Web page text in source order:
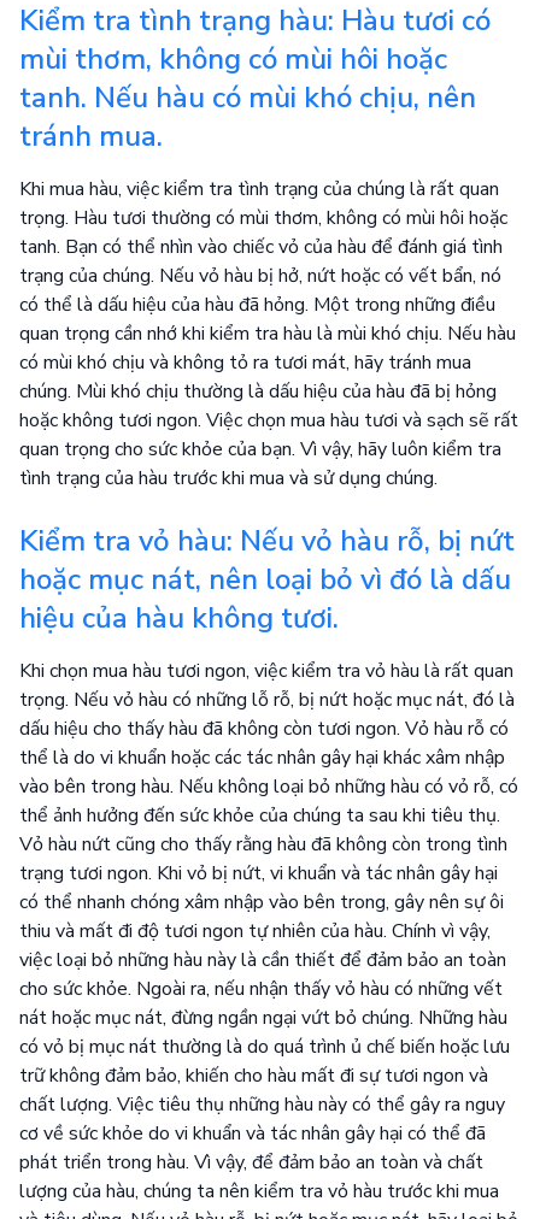
Kiểm tra tình trạng hàu: Hàu tươi có
mùi thơm, không có mùi hôi hoặc
tanh. Nếu hàu có mùi khó chịu, nên
tránh mua.
Khi mua hàu, việc kiểm tra tình trạng của chúng là rất quan
trọng. Hàu tươi thường có mùi thơm, không có mùi hôi hoặc
tanh. Bạn có thể nhìn vào chiếc vỏ của hàu để đánh giá tình
trạng của chúng. Nếu vỏ hàu bị hở, nứt hoặc có vết bẩn, nó
có thể là dấu hiệu của hàu đã hỏng. Một trong những điều
quan trọng cần nhớ khi kiểm tra hàu là mùi khó chịu. Nếu hàu
có mùi khó chịu và không tỏ ra tươi mát, hãy tránh mua
chúng. Mùi khó chịu thường là dấu hiệu của hàu đã bị hỏng
hoặc không tươi ngon. Việc chọn mua hàu tươi và sạch sẽ rất
quan trọng cho sức khỏe của bạn. Vì vậy, hãy luôn kiểm tra
tình trạng của hàu trước khi mua và sử dụng chúng.
Kiểm tra vỏ hàu: Nếu vỏ hàu rỗ, bị nứt
hoặc mục nát, nên loại bỏ vì đó là dấu
hiệu của hàu không tươi.
Khi chọn mua hàu tươi ngon, việc kiểm tra vỏ hàu là rất quan
trọng. Nếu vỏ hàu có những lỗ rỗ, bị nứt hoặc mục nát, đó là
dấu hiệu cho thấy hàu đã không còn tươi ngon. Vỏ hàu rỗ có
thể là do vi khuẩn hoặc các tác nhân gây hại khác xâm nhập
vào bên trong hàu. Nếu không loại bỏ những hàu có vỏ rỗ, có
thể ảnh hưởng đến sức khỏe của chúng ta sau khi tiêu thụ.
Vỏ hàu nứt cũng cho thấy rằng hàu đã không còn trong tình
trạng tươi ngon. Khi vỏ bị nứt, vi khuẩn và tác nhân gây hại
có thể nhanh chóng xâm nhập vào bên trong, gây nên sự ôi
thiu và mất đi độ tươi ngon tự nhiên của hàu. Chính vì vậy,
việc loại bỏ những hàu này là cần thiết để đảm bảo an toàn
cho sức khỏe. Ngoài ra, nếu nhận thấy vỏ hàu có những vết
nát hoặc mục nát, đừng ngần ngại vứt bỏ chúng. Những hàu
có vỏ bị mục nát thường là do quá trình ủ chế biến hoặc lưu
trữ không đảm bảo, khiến cho hàu mất đi sự tươi ngon và
chất lượng. Việc tiêu thụ những hàu này có thể gây ra nguy
cơ về sức khỏe do vi khuẩn và tác nhân gây hại có thể đã
phát triển trong hàu. Vì vậy, để đảm bảo an toàn và chất
lượng của hàu, chúng ta nên kiểm tra vỏ hàu trước khi mua